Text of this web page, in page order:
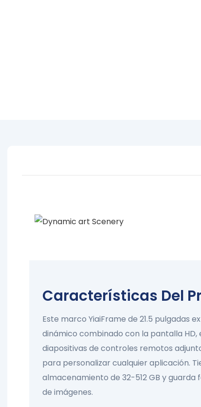
Características Del
Este marco YiaiFrame de 21.5 pulgadas
dinámico combinado con la pantalla HD,
diapositivas de controles remotos
para personalizar cualquier aplicación.
almacenamiento de 32-512 GB y
de imágenes.